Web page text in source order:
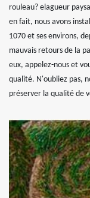
rouleau? elagueur
en fait, nous avons
1070 et ses environs,
mauvais retours de la
eux, appelez-nous et
qualité. N'oubliez pas,
préserver la qualité de